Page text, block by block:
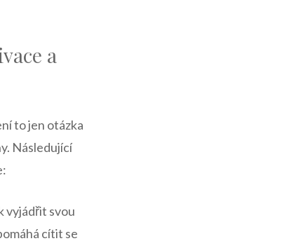
a‍
to jen otázka
Následující
vyjádřit svou
cítit se